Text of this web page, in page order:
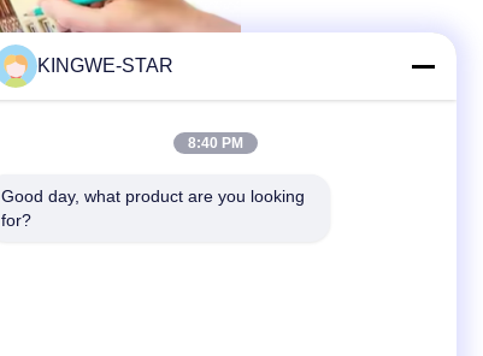
KINGWE-STAR
8:40 PM
Good day, what product are you looking
for?